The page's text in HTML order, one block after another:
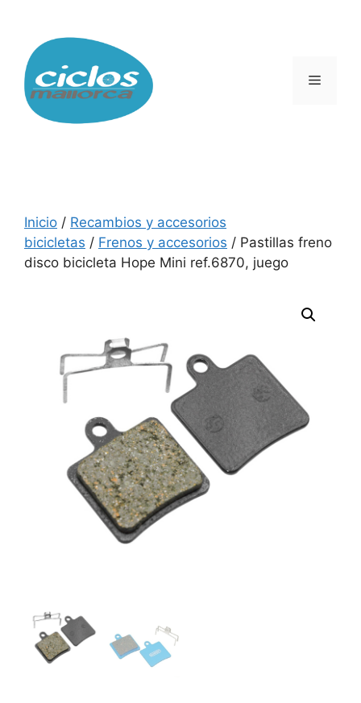
contenido
Menú
Inicio / Recambios y accesorios
bicicletas / Frenos y accesorios / Pastillas freno
disco bicicleta Hope Mini ref.6870, juego